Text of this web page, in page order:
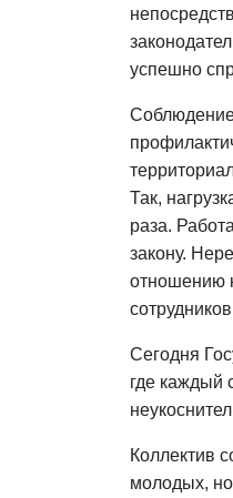
успешно
Соблюдение
Так,
раза.
закону.
отношению
Сегодня
где каждый
Коллектив
молодых,